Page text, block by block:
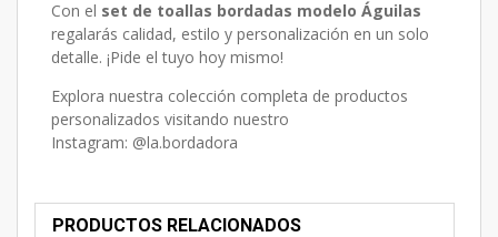
Con el set de toallas bordadas modelo Águilas
regalarás calidad, estilo y personalización en un solo
detalle. ¡Pide el tuyo hoy mismo!
Explora nuestra colección completa de productos
personalizados visitando nuestro
Instagram: @la.bordadora
PRODUCTOS RELACIONADOS